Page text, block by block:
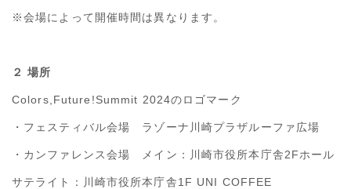
※会場によって開催時間は異なります。
２ 場所
Colors,Future!Summit 2024のロゴマーク
・フェスティバル会場 ラゾーナ川崎プラザルーファ広場
・カンファレンス会場 メイン：川崎市役所本庁舎2Fホール
サテライト：川崎市役所本庁舎1F UNI COFFEE